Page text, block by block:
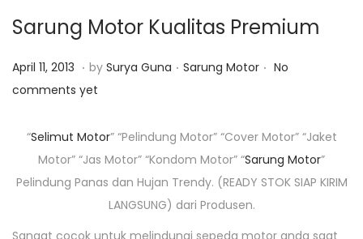
t
n
i
g
a
t
t
c
t
e
n
t
Sarung Motor Kualitas Premium
P
o
d
April 11, 2013 O
k
o
b
e
. by Surya Guna . P
t
e
d
i
Sarung Motor . No
comments yet
“Selimut Motor” “Pelindung Motor” “Cover Motor” “Jaket
Motor” “Jas Motor” “Kondom Motor” “Sarung Motor”
Pelindung Panas dan Hujan Trendy. (READY STOK SIAP KIRIM
LANGSUNG) dari Produsen.